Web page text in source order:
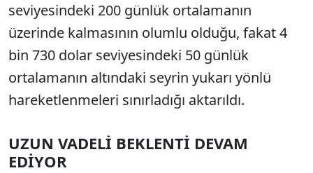
seviyesindeki 200 günlük ortalamanın
üzerinde kalmasının olumlu olduğu, fakat 4
bin 730 dolar seviyesindeki 50 günlük
ortalamanın altındaki seyrin yukarı yönlü
hareketlenmeleri sınırladığı aktarıldı.
UZUN VADELİ BEKLENTİ DEVAM
EDİYOR